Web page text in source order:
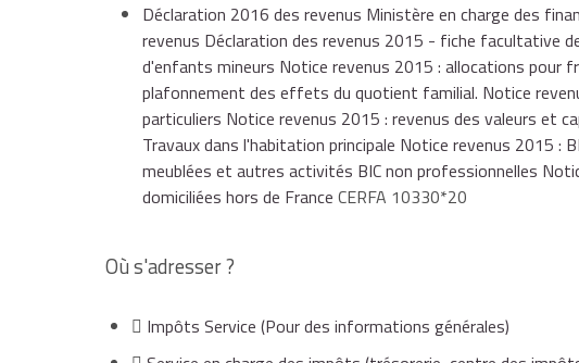
Déclaration 2016 des revenus Ministère en charge des
revenus Déclaration des revenus 2015 - fiche facultative
d'enfants mineurs Notice revenus 2015 : allocations pour
plafonnement des effets du quotient familial. Notice
particuliers Notice revenus 2015 : revenus des valeurs et
Travaux dans l'habitation principale Notice revenus 2015 :
meublées et autres activités BIC non professionnelles
domiciliées hors de France CERFA 10330*20
Où s'adresser ?
Impôts Service (Pour des informations générales)